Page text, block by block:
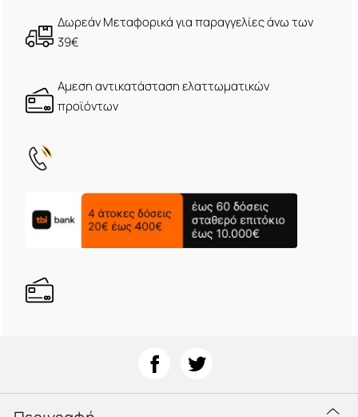
Δωρεάν Μεταφορικά για παραγγελίες άνω των
39€
Αμεση αντικατάσταση ελαττωματικών
προϊόντων